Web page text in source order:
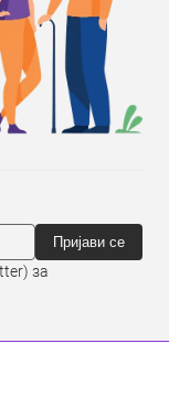
Пријави се
за